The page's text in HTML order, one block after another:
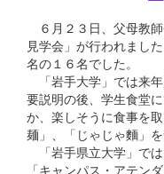
６月２３日、父母教
見学会」が行われまし
名の１６名でした。
「岩手大学」では来
要説明の後、学生食堂
か、楽しそうに食事を
麺」、「じゃじゃ麵」
「岩手県立大学」では
「キャンパス・アテン